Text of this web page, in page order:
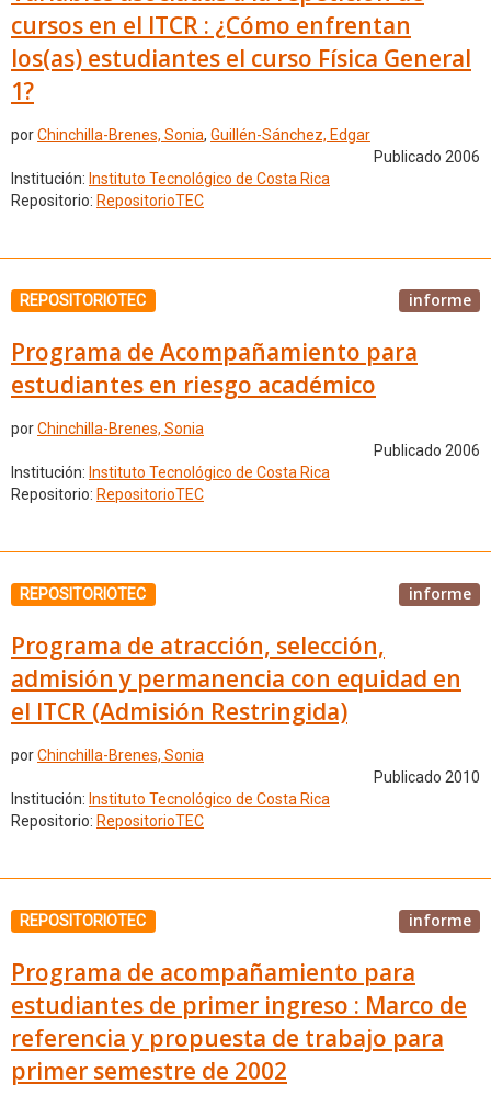
cursos en el ITCR : ¿Cómo enfrentan
los(as) estudiantes el curso Física General
1?
porChinchilla-Brenes, Sonia, Guillén-Sánchez, Edgar
Publicado 2006
Institución: Instituto Tecnológico de Costa Rica
Repositorio: RepositorioTEC
REPOSITORIOTEC informe
Programa de Acompañamiento para
estudiantes en riesgo académico
porChinchilla-Brenes, Sonia
Publicado 2006
Institución: Instituto Tecnológico de Costa Rica
Repositorio: RepositorioTEC
REPOSITORIOTEC informe
Programa de atracción, selección,
admisión y permanencia con equidad en
el ITCR (Admisión Restringida)
porChinchilla-Brenes, Sonia
Publicado 2010
Institución: Instituto Tecnológico de Costa Rica
Repositorio: RepositorioTEC
REPOSITORIOTEC informe
Programa de acompañamiento para
estudiantes de primer ingreso : Marco de
referencia y propuesta de trabajo para
primer semestre de 2002